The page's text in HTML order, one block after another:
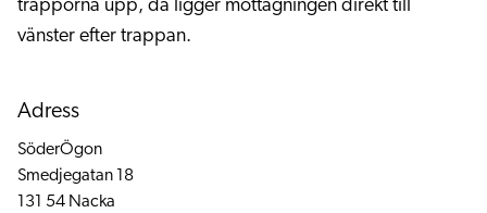
trapporna upp, då ligger mottagningen direkt till
vänster efter trappan.
Adress
SöderÖgon
Smedjegatan 18
131 54 Nacka